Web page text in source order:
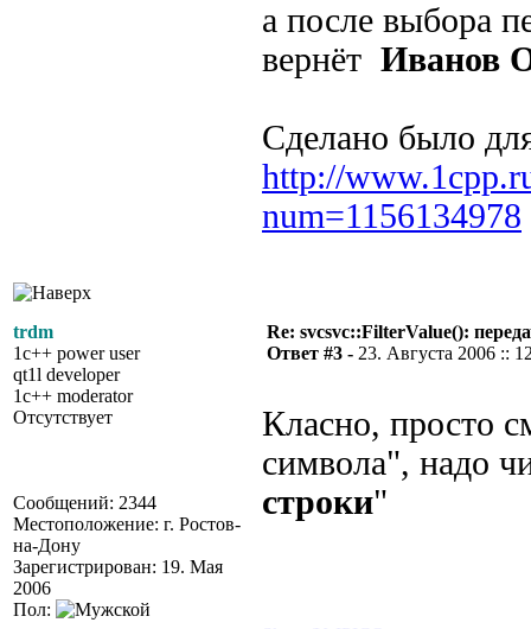
а после выбора
вернёт
Сделано было
http://
num=1156134978
trdm
1c++ power user
qt1l developer
1c++ moderator
Отсутствует
Сообщений: 2344
Местоположение: г. Ростов-
на-Дону
Зарегистрирован: 19. Мая
2006
Пол:
Re: svcsvc::FilterValue():
Ответ #3 - 23. Августа 2006 ::
Класно, просто
символа", надо
строки"